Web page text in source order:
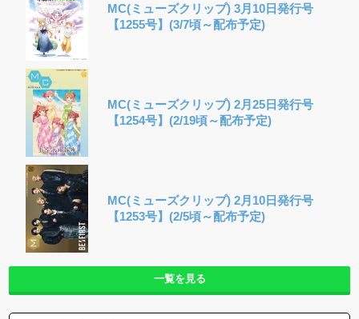
MC(ミューズクリップ) 3月10日発行号
【1255号】(3/7頃～配布予定)
MC(ミューズクリップ) 2月25日発行号
【1254号】(2/19頃～配布予定)
MC(ミューズクリップ) 2月10日発行号
【1253号】(2/5頃～配布予定)
一覧を見る